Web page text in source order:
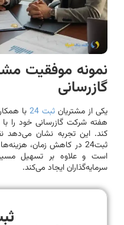
گازرسانی
یکی از مشتریان ثبت 24
با
هفته شرکت گازرسانی خود را
کند. این تجربه نشان می‌دهد
ثبت24 در کاهش زمان،
است و علاوه بر تسهیل مسیر
سرمایه‌گذاران ایجاد می‌کند.